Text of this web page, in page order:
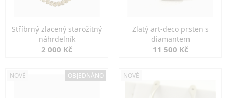
Stříbrný zlacený starožitný
náhrdelník
2 000 Kč
Zlatý art-deco prsten s
diamantem
11 500 Kč
NOVÉ OBJEDNÁNO NOVÉ